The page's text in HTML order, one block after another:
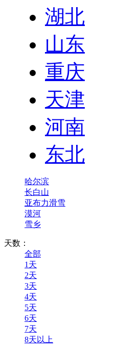
湖北
山东
重庆
天津
河南
东北
哈尔滨
长白山
亚布力滑雪
漠河
雪乡
天数：
全部
1天
2天
3天
4天
5天
6天
7天
8天以上